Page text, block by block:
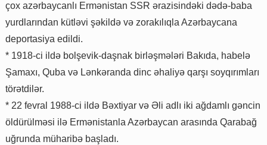
çox azərbaycanlı Ermənistan SSR ərazisindəki dədə-baba
yurdlarından kütləvi şəkildə və zorakılıqla Azərbaycana
deportasiya edildi.
* 1918-ci ildə bolşevik-daşnak birləşmələri Bakıda, habelə
Şamaxı, Quba və Lənkəranda dinc əhaliyə qarşı soyqırımları
törətdilər.
* 22 fevral 1988-ci ildə Bəxtiyar və Əli adlı iki ağdamlı gəncin
öldürülməsi ilə Ermənistanla Azərbaycan arasında Qarabağ
uğrunda müharibə başladı.